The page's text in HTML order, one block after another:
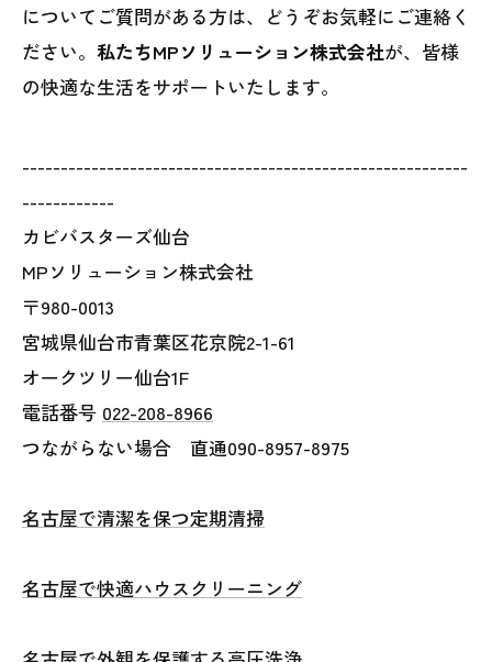
についてご質問がある方は、どうぞお気軽にご連絡く
ださい。 私たちMPソリューション株式会社が、皆様
の快適な生活をサポートいたします。
----------------------------------------------------------
------------
カビバスターズ仙台
MPソリューション株式会社
〒980-0013
宮城県仙台市青葉区花京院2-1-61
オークツリー仙台1F
電話番号 022-208-8966
つながらない場合 直通090-8957-8975
名古屋で清潔を保つ定期清掃
名古屋で快適ハウスクリーニング